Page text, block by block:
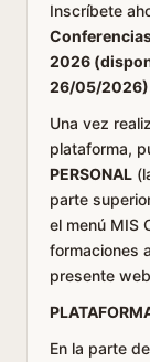
Inscríbete
2026
26/05/
Una vez
plataforma,
PERSONAL
parte
el menú MIS
formaciones
presente
En la parte